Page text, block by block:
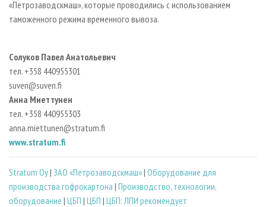
«Петрозаводскмаш», которые проводились с использованием
таможенного режима временного вывоза.
Солуков Павел Анатольевич
тел. +358 440955301
suven@suven.fi
Анна Миеттунен
тел. +358 440955303
anna.miettunen@stratum.fi
www.stratum.fi
Stratum Oy| ЗАО «Петрозаводскмаш»| Оборудование для
производства гофрокартона | Производство, технологии,
оборудование | ЦБП | ЦБП | ЦБП: ЛПИ рекомендует